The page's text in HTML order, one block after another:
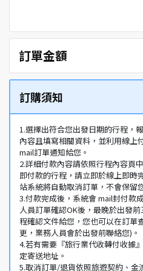
訂單金額
訂購須知
1.選擇出符合您出發日期的行程，
內容且填寫相關資料，並利用線上
mail訂單通知給您。
2.詳細付款內容請依照行程內容頁
即付款的行程，請立即於線上即時
站系統將自動取消訂單，不會保留
3.付款完成後，系統會 mail封付款
人員訂單確認OK後，最晚於出發
程確認文件給您，您也可以在訂單
更，業務人員會於出發前聯絡您)。
4.若有需要『旅行業代收轉付收據
定寄送地址。
5.取消訂單/退貨依照旅遊契約、金